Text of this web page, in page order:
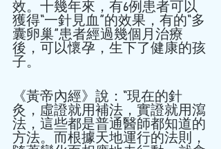
效。十幾年來，有6例患者可以
獲得“一針見血”的效果，有的“多
囊卵巢”患者經過幾個月治療
後，可以懷孕，生下了健康的孩
子。
《黃帝內經》說：“現在的針
灸，虛證就用補法，實證就用瀉
法，這些都是普通醫師都知道的
方法。而根據天地運行的法則，